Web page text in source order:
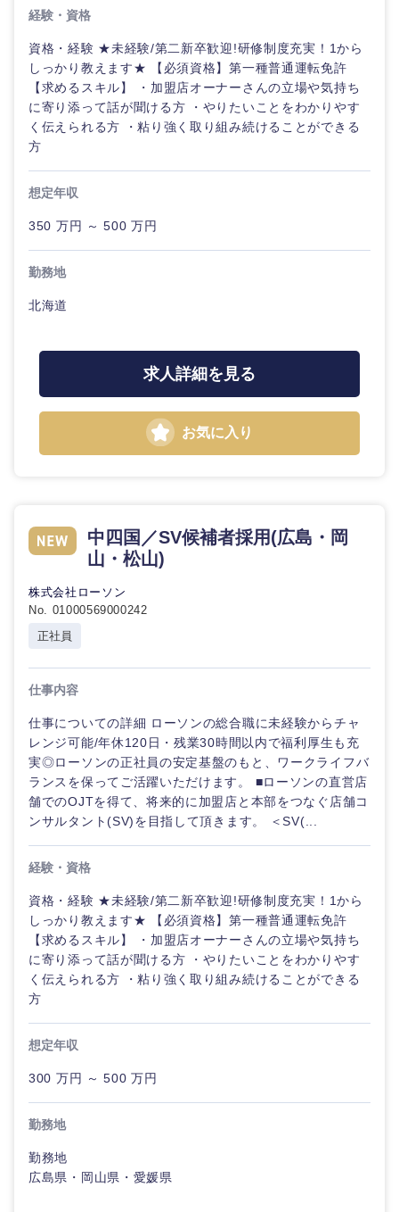
岐阜県 静岡県
愛知県
経験・資格
資格・経験 ★未経験/第二新卒歓迎!研修制度充実！1から
しっかり教えます★ 【必須資格】第一種普通運転免許
【求めるスキル】 ・加盟店オーナーさんの立場や気持ち
に寄り添って話が聞ける方 ・やりたいことをわかりやす
く伝えられる方 ・粘り強く取り組み続けることができる
方
想定年収
350 万円 ～ 500 万円
勤務地
北海道
求人詳細を見る
お気に入り
中四国／SV候補者採用(広島・岡
山・松山)
株式会社ローソン
No. 01000569000242
正社員
仕事内容
仕事についての詳細 ローソンの総合職に未経験からチャ
レンジ可能/年休120日・残業30時間以内で福利厚生も充
実◎ローソンの正社員の安定基盤のもと、ワークライフバ
ランスを保ってご活躍いただけます。 ■ローソンの直営店
舗でのOJTを得て、将来的に加盟店と本部をつなぐ店舗コ
ンサルタント(SV)を目指して頂きます。 ＜SV(...
経験・資格
資格・経験 ★未経験/第二新卒歓迎!研修制度充実！1から
しっかり教えます★ 【必須資格】第一種普通運転免許
【求めるスキル】 ・加盟店オーナーさんの立場や気持ち
に寄り添って話が聞ける方 ・やりたいことをわかりやす
く伝えられる方 ・粘り強く取り組み続けることができる
方
想定年収
300 万円 ～ 500 万円
勤務地
勤務地
広島県・岡山県・愛媛県